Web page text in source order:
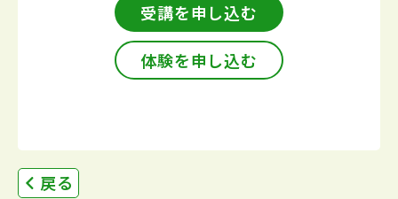
受講を申し込む
体験を申し込む
戻る